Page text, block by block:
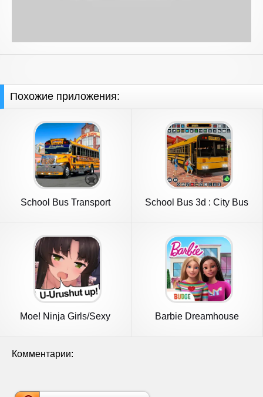
Похожие приложения:
School Bus Transport
School Bus 3d : City Bus
Moe! Ninja Girls/Sexy
Barbie Dreamhouse
Комментарии: